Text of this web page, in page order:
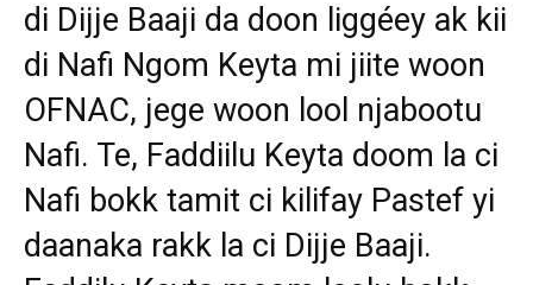
di Dijje Baaji da doon liggéey ak kii
di Nafi Ngom Keyta mi jiite woon
OFNAC, jege woon lool njabootu
Nafi. Te, Faddiilu Keyta doom la ci
Nafi bokk tamit ci kilifay Pastef yi
daanaka rakk la ci Dijje Baaji.